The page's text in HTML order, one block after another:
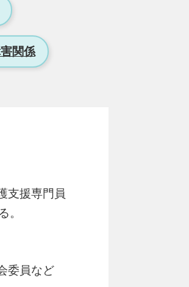
関係
支援専門員
。
委員など